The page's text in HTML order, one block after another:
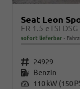
Seat Leon
sofort lieferbar
Fahrzeugnr. 24929
Kraftstoff Benzin
Leistung 110 kW (150